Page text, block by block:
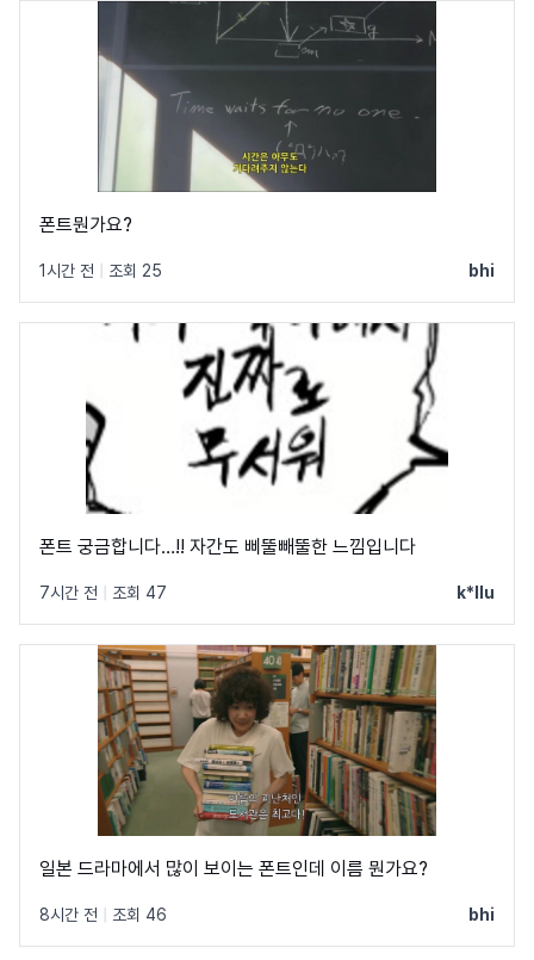
폰트뭔가요?
1시간 전 조회 25 bhi
폰트 궁금합니다…!! 자간도 삐뚤빼뚤한 느낌입니다
7시간 전 조회 47 k*llu
일본 드라마에서 많이 보이는 폰트인데 이름 뭔가요?
8시간 전 조회 46 bhi